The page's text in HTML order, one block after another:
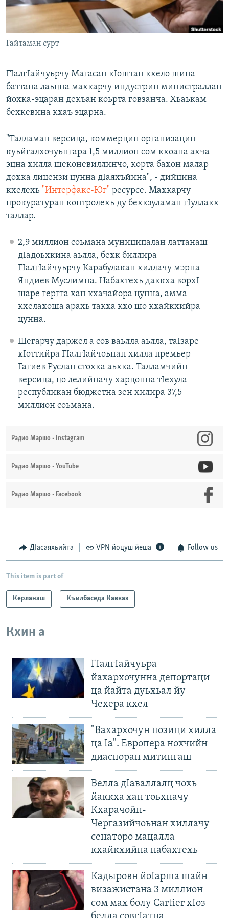
Гайтаман сурт
ГIалгIайчуьрчу Магасан кIоштан кхело шина
баттана лаьцна махкарчу индустрин министраллан
йохка-эцаран декъан коьрта говзанча. Хьаькам
бехкевина кхаъ эцарна.
"Талламан версица, коммерцин организацин
куьйгалхочуьнгара 1,5 миллион сом кхоана ахча
эцна хилла шеконевиллинчо, корта бахон малар
дохка лицензи цунна дIаяхъйина", - дийцина
кхелехь "Интерфакс-Юг" ресурсе. Махкарчу
прокуратуран контролехь ду бехкзуламан гIуллакх
таллар.
2,9 миллион соьмана муниципалан латтанаш
дIадоьхкина аьлла, бехк биллира
ГIалгIайчуьрчу Карабулакан хиллачу мэрна
Яндиев Муслимна. Набахтехь даккха ворхI
шаре гергга хан кхачайора цунна, амма
кхелахоша арахь такха кхо шо кхайкхийра
цунна.
Шегарчу даржел а сов ваьлла аьлла, таIзаре
хIоттийра ГIалгIайчоьнан хилла премьер
Гагиев Руслан стохка аьхка. Талламчийн
версица, цо лелийначу харцонна тIехула
республикан бюджетна зен хилира 37,5
миллион соьмана.
Радио Маршо - Instagram
Радио Маршо - YouTube
Радио Маршо - Facebook
ДIасаяхьийта VPN йоцуш йеша Follow us
This item is part of
Керланаш Къилбаседа Кавказ
Кхин а
ГIалгIайчуьра
йахархочунна депортаци
ца йайта дуьхьал йу
Чехера кхел
"Вахархочун позици хилла
ца Iа". Европера нохчийн
диаспоран митингаш
Велла дIаваллалц чохь
йаккха хан тоьхначу
Кхарачойн-
Чергазийчоьнан хиллачу
сенаторо мацалла
кхайкхийна набахтехь
Кадыровн йоIарша шайн
визажистана 3 миллион
сом мах болу Cartier хIоз